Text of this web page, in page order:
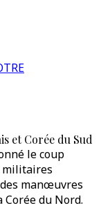
et Corée du Sud
le coup
militaires
manœuvres
du Nord.